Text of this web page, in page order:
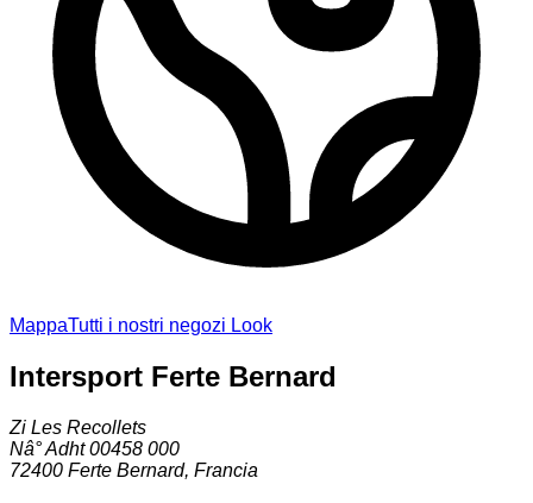
MappaTutti i nostri negozi Look
Intersport Ferte Bernard
Zi Les Recollets
Nâ° Adht 00458 000
72400 Ferte Bernard, Francia